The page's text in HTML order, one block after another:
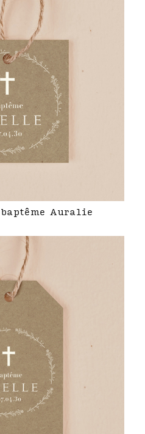
Auralie